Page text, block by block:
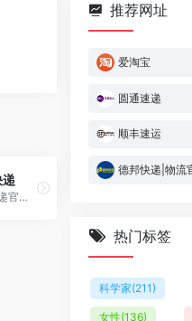
申通快递官网,申通快递,快递,发快递,快递员,业务员查询,上门取件,在线下单(寄件),申通营业网点查询,快递加盟,单号追踪跟踪查询,投诉电话查询,车辆信息,申通新闻,招聘等服务,全国统一客服热线：95543.
推荐网址
爱淘宝
圆通速递
顺丰速运
热门标签
科学家(211)
女性(136)